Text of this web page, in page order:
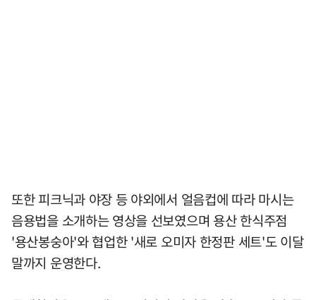
또한 피크닉과 야장 등 야외에서 얼음컵에 따라 마시는
음용법을 소개하는 영상을 선보였으며 용산 한식주점
'용산봉숭아'와 협업한 '새로 오미자 한정판 세트'도 이달
말까지 운영한다.